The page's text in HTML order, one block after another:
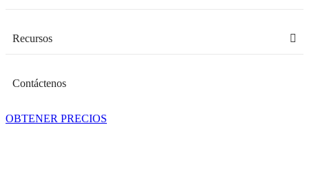
Recursos
Contáctenos
OBTENER PRECIOS